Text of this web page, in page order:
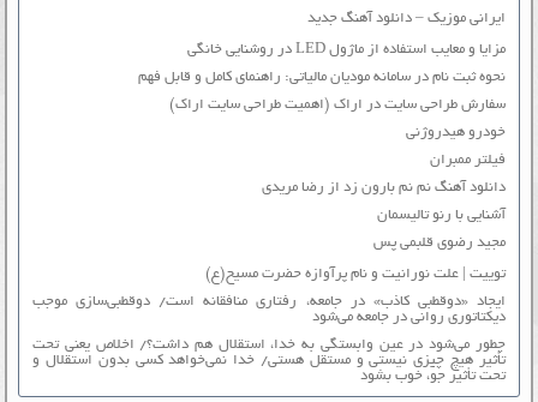
ایرانی موزیک – دانلود آهنگ جدید
مزایا و معایب استفاده از ماژول LED در روشنایی خانگی
نحوه ثبت نام در سامانه مودیان مالیاتی: راهنمای کامل و قابل فهم
سفارش طراحی سایت در اراک (اهمیت طراحی سایت اراک)
خودرو هیدروژنی
فیلتر ممبران
دانلود آهنگ نم نم بارون زد از رضا مریدی
آشنایی با رنو تالیسمان
مجید رضوی قلبمی پس
توییت | علت نورانیت و نام پرآوازه حضرت مسیح(ع)
ایجاد «دوقطبی کاذب» در جامعه، رفتاری منافقانه است/ دوقطبی‌سازی موجب
دیکتاتوری روانی در جامعه می‌شود
چطور می‌شود در عین وابستگی به خدا، استقلال هم داشت؟/ اخلاص یعنی تحت
تأثیر هیچ چیزی نیستی و مستقل هستی/ خدا نمی‌خواهد کسی بدون استقلال و
تحت تأثیر جوّ، خوب بشود